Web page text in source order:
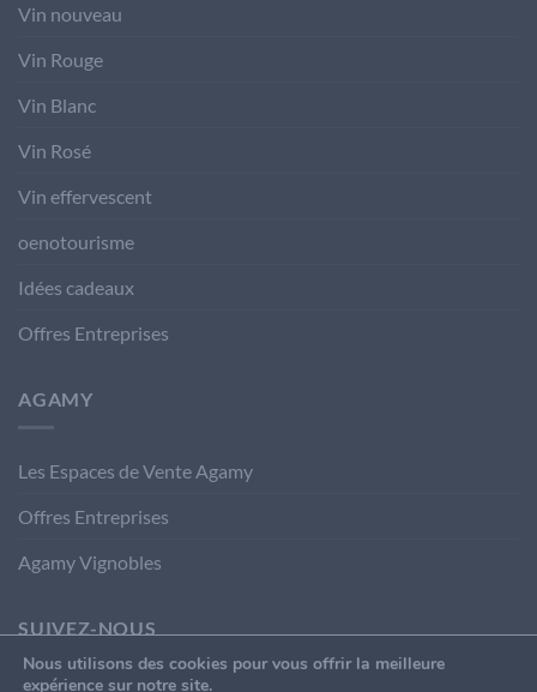
Vin nouveau
Vin Rouge
Vin Blanc
Vin Rosé
Vin effervescent
oenotourisme
Idées cadeaux
Offres Entreprises
AGAMY
Les Espaces de Vente Agamy
Offres Entreprises
Agamy Vignobles
SUIVEZ-NOUS
Nous utilisons des cookies pour vous offrir la meilleure
expérience sur notre site.